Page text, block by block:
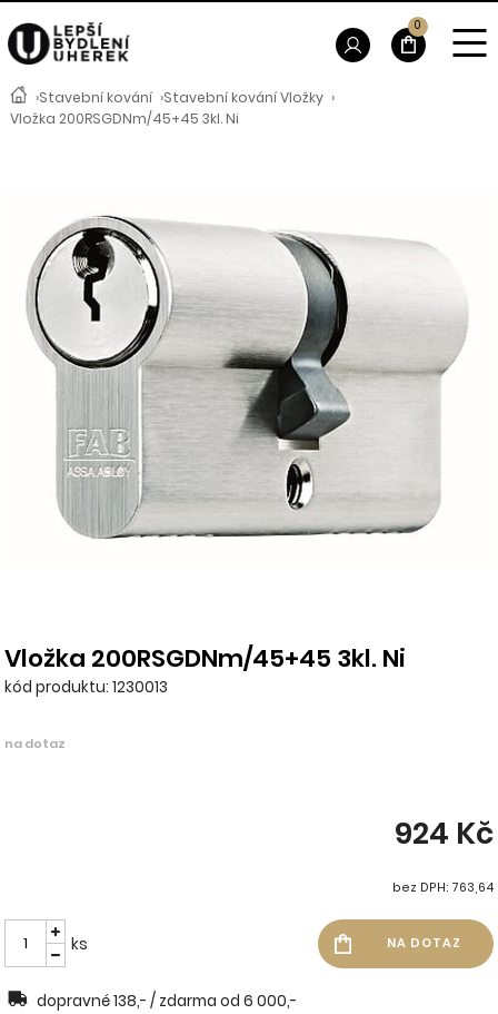
›Stavební kování ›Stavební kování Vložky ›
Vložka 200RSGDNm/45+45 3kl. Ni
Vložka 200RSGDNm/45+45 3kl. Ni
kód produktu: 1230013
na dotaz
924 Kč
bez DPH: 763,64
ks
dopravné 138,- / zdarma od 6 000,-
0